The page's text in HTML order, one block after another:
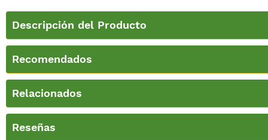
Descripción del Producto
Recomendados
Relacionados
Reseñas